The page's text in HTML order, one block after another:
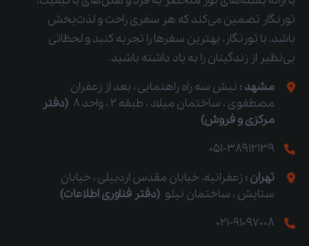
تورنگار تضمین می‌کند که هر سفری راحت و لذت‌بخش
باشد. با تورنگار، بهترین سفرها را تجربه کنید و لحظاتی
بی‌نظیر از زندگیتان را به یاد داشته باشید.
مشهد : نبش سه راه راهنمایی ، بعد از زعفران
مصطفوی ، ساختمان میلاد ، طبقه 2 ، واحد 8
(دفتر
مرکزی و فروش)
051-38912139
تهران :زعفرانیه، خیابان مقدس اردبیلی ، خیابان
ستایش ، ساختمان نیلو (دفتر فناوری اطلاعات)
021-91097008